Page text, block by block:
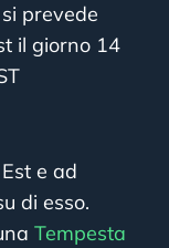
prevede
il giorno 14
e ad
di esso.
Tempesta